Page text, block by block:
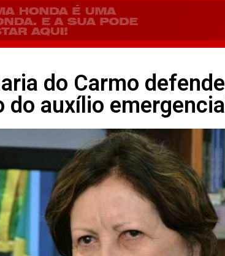
do Carmo defende
do auxílio emergencial